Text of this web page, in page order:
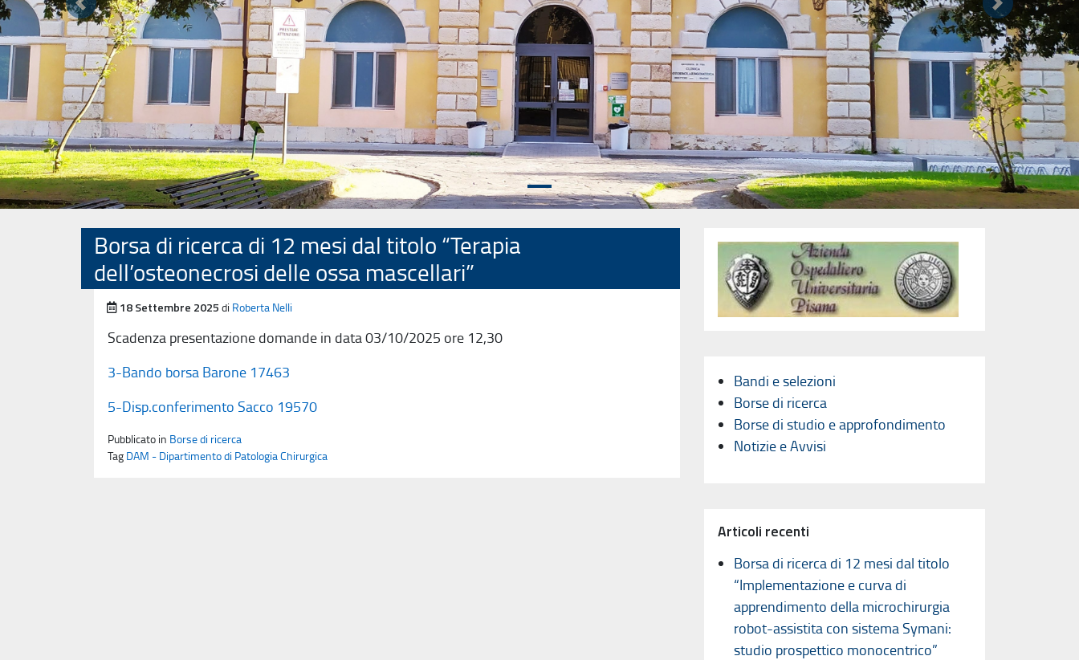
Precedente Successivo
Borsa di ricerca di 12 mesi dal titolo “Terapia
dell’osteonecrosi delle ossa mascellari”
Pubblicato il
18 Settembre 2025 di Roberta Nelli
Scadenza presentazione domande in data 03/10/2025 ore 12,30
3-Bando borsa Barone 17463
5-Disp.conferimento Sacco 19570
Pubblicato in Borse di ricerca
Tag DAM - Dipartimento di Patologia Chirurgica
Bandi e selezioni
Borse di ricerca
Borse di studio e approfondimento
Notizie e Avvisi
Articoli recenti
Borsa di ricerca di 12 mesi dal titolo
“Implementazione e curva di
apprendimento della microchirurgia
robot-assistita con sistema Symani:
studio prospettico monocentrico”